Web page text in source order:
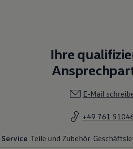
Ihre
E-Mail
+49 761
Service Teile und Zubehör